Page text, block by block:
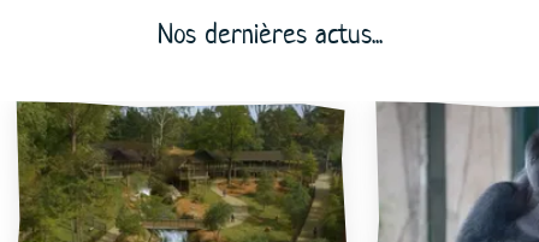
Nos dernières actus...